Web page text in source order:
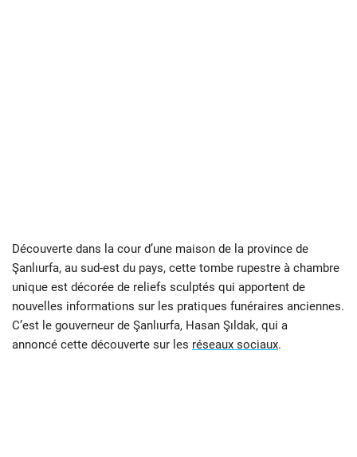
Découverte dans la cour d’une maison de la province de
Şanlıurfa, au sud-est du pays, cette tombe rupestre à chambre
unique est décorée de reliefs sculptés qui apportent de
nouvelles informations sur les pratiques funéraires anciennes.
C’est le gouverneur de Şanlıurfa, Hasan Şıldak, qui a
annoncé cette découverte sur les réseaux sociaux.